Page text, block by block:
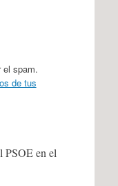
el spam.
de tus
PSOE en el